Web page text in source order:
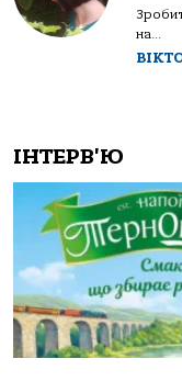
на...
ІНТЕРВ'Ю